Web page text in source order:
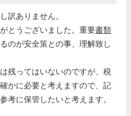
訳ありません。
とうございました。重要書類
のが安全策との事、理解致し
は残ってはいないのですが、税
かに必要と考えますので、記
考に保管したいと考えます。